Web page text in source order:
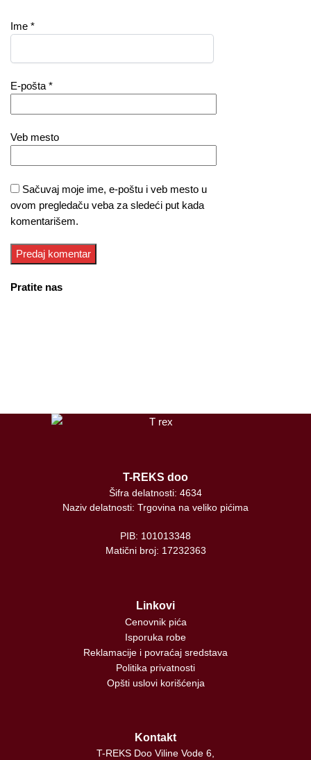
Ime *
E-pošta *
Veb mesto
Sačuvaj moje ime, e-poštu i veb mesto u
ovom pregledaču veba za sledeći put kada
komentarišem.
Pratite nas
T-REKS doo
Šifra delatnosti: 4634
Naziv delatnosti: Trgovina na veliko pićima
PIB: 101013348
Matični broj: 17232363
Linkovi
Cenovnik pića
Isporuka robe
Reklamacije i povraćaj sredstava
Politika privatnosti
Opšti uslovi korišćenja
Kontakt
T-REKS Doo Viline Vode 6,